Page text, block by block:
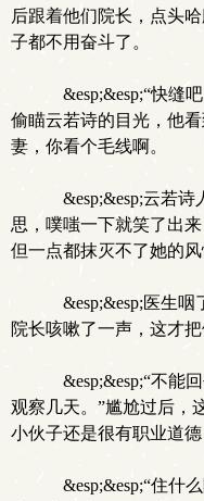
后跟着他们院长，点头
子都不用奋斗了。
&esp;&esp;“快缝
偷瞄云若诗的目光，他
妻，你看个毛线啊。
&esp;&esp;云若诗
思，噗嗤一下就笑了出
但一点都抹灭不了她的风
&esp;&esp;医生咽
院长咳嗽了一声，这才
&esp;&esp;“不能
观察几天。”尴尬过后，
小伙子还是很有职业道德
&esp;&esp;“住什